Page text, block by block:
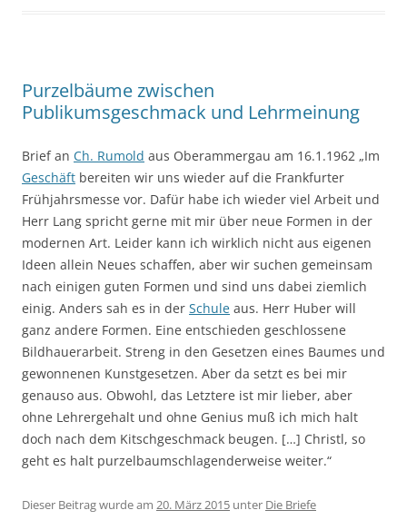
Purzelbäume zwischen
Publikumsgeschmack und Lehrmeinung
Brief an Ch. Rumold aus Oberammergau am 16.1.1962 „Im
Geschäft bereiten wir uns wieder auf die Frankfurter
Frühjahrsmesse vor. Dafür habe ich wieder viel Arbeit und
Herr Lang spricht gerne mit mir über neue Formen in der
modernen Art. Leider kann ich wirklich nicht aus eigenen
Ideen allein Neues schaffen, aber wir suchen gemeinsam
nach einigen guten Formen und sind uns dabei ziemlich
einig. Anders sah es in der Schule aus. Herr Huber will
ganz andere Formen. Eine entschieden geschlossene
Bildhauerarbeit. Streng in den Gesetzen eines Baumes und
gewonnenen Kunstgesetzen. Aber da setzt es bei mir
genauso aus. Obwohl, das Letztere ist mir lieber, aber
ohne Lehrergehalt und ohne Genius muß ich mich halt
doch nach dem Kitschgeschmack beugen. […] Christl, so
geht es halt purzelbaumschlagenderweise weiter.“
Dieser Beitrag wurde am 20. März 2015 unter Die Briefe